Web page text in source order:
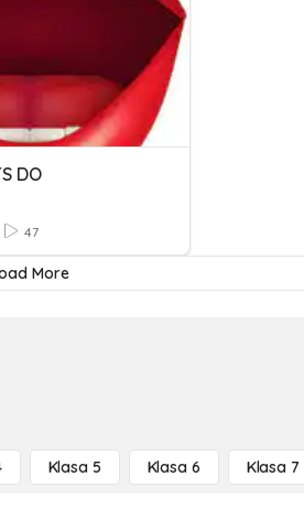
DO
47
More
Klasa 5 Klasa 6 Klasa 7